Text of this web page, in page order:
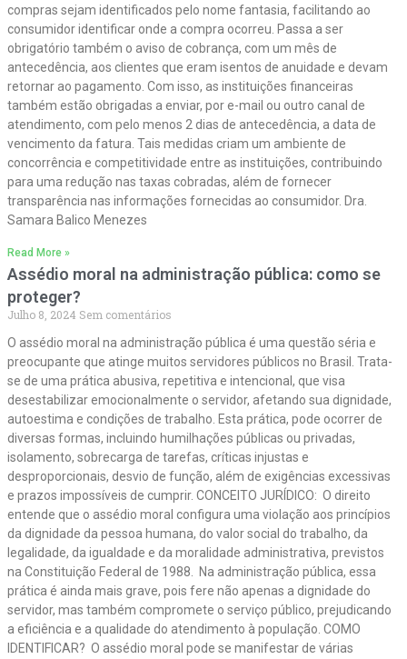
compras sejam identificados pelo nome fantasia, facilitando ao
consumidor identificar onde a compra ocorreu. Passa a ser
obrigatório também o aviso de cobrança, com um mês de
antecedência, aos clientes que eram isentos de anuidade e devam
retornar ao pagamento. Com isso, as instituições financeiras
também estão obrigadas a enviar, por e-mail ou outro canal de
atendimento, com pelo menos 2 dias de antecedência, a data de
vencimento da fatura. Tais medidas criam um ambiente de
concorrência e competitividade entre as instituições, contribuindo
para uma redução nas taxas cobradas, além de fornecer
transparência nas informações fornecidas ao consumidor. Dra.
Samara Balico Menezes
Read More »
Assédio moral na administração pública: como se
proteger?
Julho 8, 2024 Sem comentários
O assédio moral na administração pública é uma questão séria e
preocupante que atinge muitos servidores públicos no Brasil. Trata-
se de uma prática abusiva, repetitiva e intencional, que visa
desestabilizar emocionalmente o servidor, afetando sua dignidade,
autoestima e condições de trabalho. Esta prática, pode ocorrer de
diversas formas, incluindo humilhações públicas ou privadas,
isolamento, sobrecarga de tarefas, críticas injustas e
desproporcionais, desvio de função, além de exigências excessivas
e prazos impossíveis de cumprir. CONCEITO JURÍDICO: O direito
entende que o assédio moral configura uma violação aos princípios
da dignidade da pessoa humana, do valor social do trabalho, da
legalidade, da igualdade e da moralidade administrativa, previstos
na Constituição Federal de 1988. Na administração pública, essa
prática é ainda mais grave, pois fere não apenas a dignidade do
servidor, mas também compromete o serviço público, prejudicando
a eficiência e a qualidade do atendimento à população. COMO
IDENTIFICAR? O assédio moral pode se manifestar de várias